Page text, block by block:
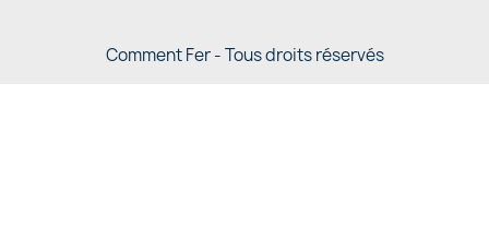
Comment Fer - Tous droits réservés